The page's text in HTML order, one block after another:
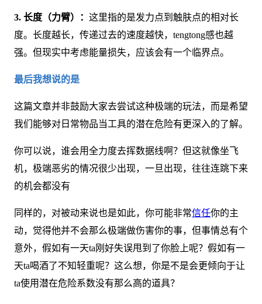
3. 长度（力臂）： 这里指的是发力点到触肤点的相对长
度。长度越长，传递过去的速度越快，tengtong感也越
强。但现实中考虑能量损失，应该会有一个临界点。
最后我想说的是
这篇文章并非鼓励大家去尝试这种极端的玩法，而是希望
我们能够对日常物品当工具的潜在危险有更深入的了解。
你可以说，谁会用全力度去挥数据线啊？但这就像坐飞
机，极端恶劣的情况很少出现，一旦出现，往往连跳下来
的机会都没有
同样的，对被动来说也是如此，你可能非常信任你的主
动，觉得他并不会那么极端做伤害你的事，但事情总有个
意外，假如有一天ta刚好失误甩到了你脸上呢？假如有一
天ta喝酒了不知轻重呢？这么想，你是不是会更倾向于让
ta使用潜在危险系数没有那么高的道具？